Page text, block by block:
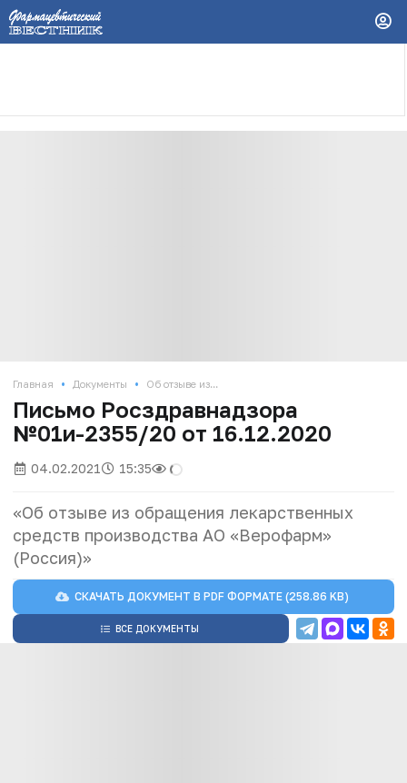
Главная • Документы • Об отзыве из...
Письмо Росздравнадзора
№01и-2355/20 от 16.12.2020
04.02.2021 15:35
«Об отзыве из обращения лекарственных
средств производства АО «Верофарм»
(Россия)»
СКАЧАТЬ ДОКУМЕНТ В PDFФОРМАТЕ (258.86 KB)
ВСЕ ДОКУМЕНТЫ